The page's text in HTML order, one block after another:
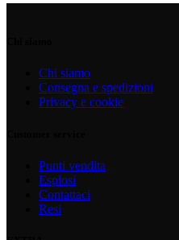
Chi siamo
Consegna e spedizioni
Privacy e cookie
Punti vendita
Esplosi
Contattaci
Resi